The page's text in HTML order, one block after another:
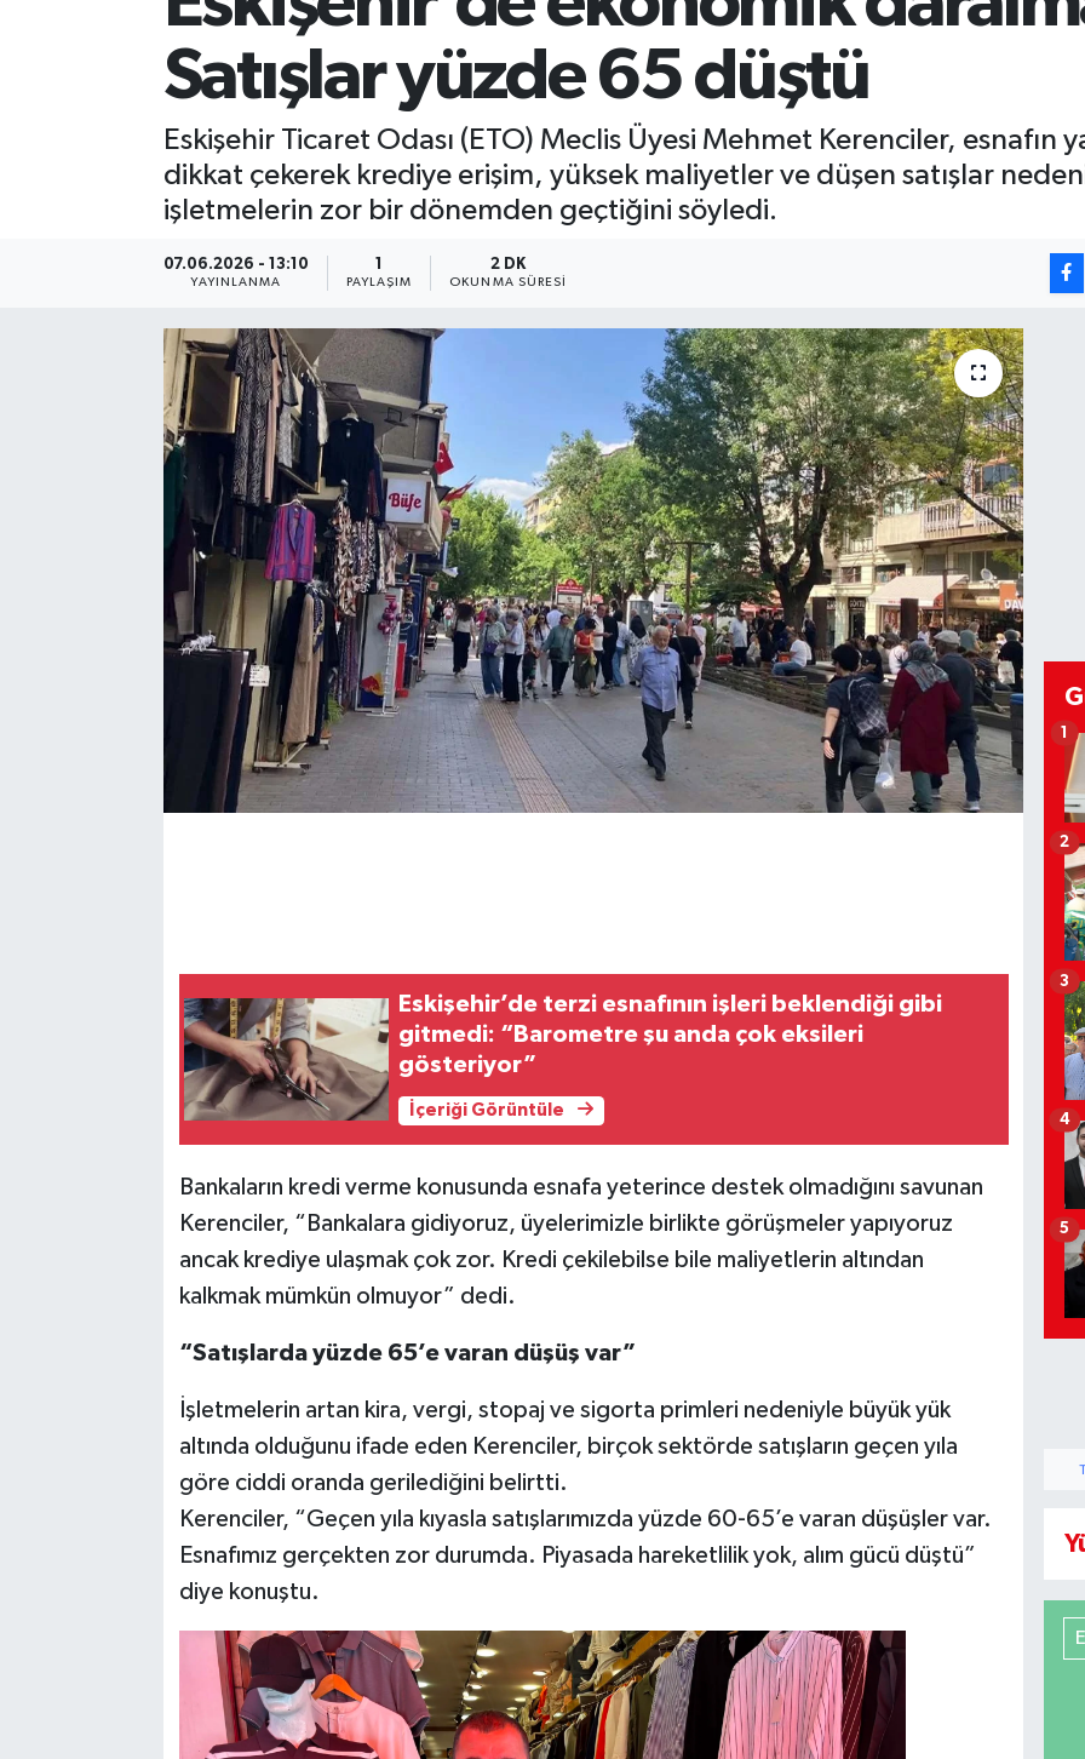
Satışlar yüzde 65 düştü
Eskişehir Ticaret Odası (ETO) Meclis Üyesi Mehmet Kerenciler, esnafın
dikkat çekerek krediye erişim, yüksek maliyetler ve düşen satışlar
işletmelerin zor bir dönemden geçtiğini söyledi.
07.06.2026 - 13:10
YAYINLANMA PAYLAŞIM
2 DK
OKUNMA SÜRESI
Eskişehir’de terzi esnafının işleri beklendiği gibi
gitmedi: “Barometre şu anda çok eksileri
gösteriyor”
İçeriği Görüntüle
Bankaların kredi verme konusunda esnafa yeterince destek olmadığını savunan
Kerenciler, “Bankalara gidiyoruz, üyelerimizle birlikte görüşmeler yapıyoruz
ancak krediye ulaşmak çok zor. Kredi çekilebilse bile maliyetlerin altından
kalkmak mümkün olmuyor” dedi.
“Satışlarda yüzde 65’e varan düşüş var”
İşletmelerin artan kira, vergi, stopaj ve sigorta primleri nedeniyle büyük yük
altında olduğunu ifade eden Kerenciler, birçok sektörde satışların geçen yıla
göre ciddi oranda gerilediğini belirtti.
Kerenciler, “Geçen yıla kıyasla satışlarımızda yüzde 60-65’e varan düşüşler var.
Esnafımız gerçekten zor durumda. Piyasada hareketlilik yok, alım gücü düştü”
diye konuştu.
1
2
3
4
5